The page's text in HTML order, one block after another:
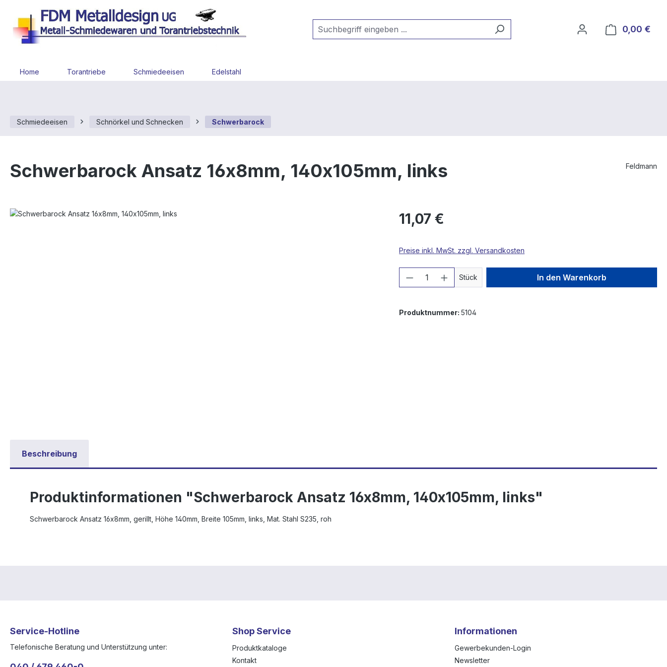
Hauptinhalt springen
Zur Suche springen
Zur Hauptnavigation springen
0,00 €
Home Torantriebe Schmiedeeisen Edelstahl
Schmiedeeisen Schnörkel und Schnecken Schwerbarock
Schwerbarock Ansatz 16x8mm, 140x105mm, links Feldmann
Bildergalerie überspringen 11,07 €
Preise inkl. MwSt. zzgl. Versandkosten
Produkt Anzahl: Gib den gewünschten Wert
Stück In den Warenkorb
Produktnummer: 5104
Beschreibung
Produktinformationen "Schwerbarock Ansatz 16x8mm, 140x105mm, links"
Schwerbarock Ansatz 16x8mm, gerillt, Höhe 140mm, Breite 105mm, links, Mat. Stahl S235, roh
Service-Hotline
Telefonische Beratung und Unterstützung unter:
Shop Service
Produktkataloge
Kontakt
Informationen
Gewerbekunden-Login
Newsletter